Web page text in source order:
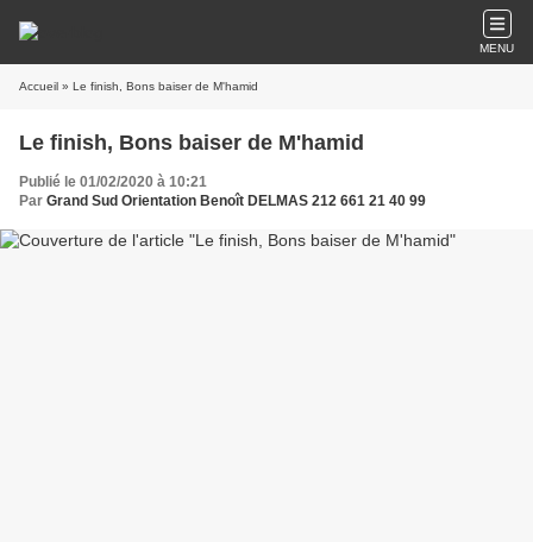
MENU
Accueil » Le finish, Bons baiser de M'hamid
Le finish, Bons baiser de M'hamid
Publié le 01/02/2020 à 10:21
Par Grand Sud Orientation Benoît DELMAS 212 661 21 40 99